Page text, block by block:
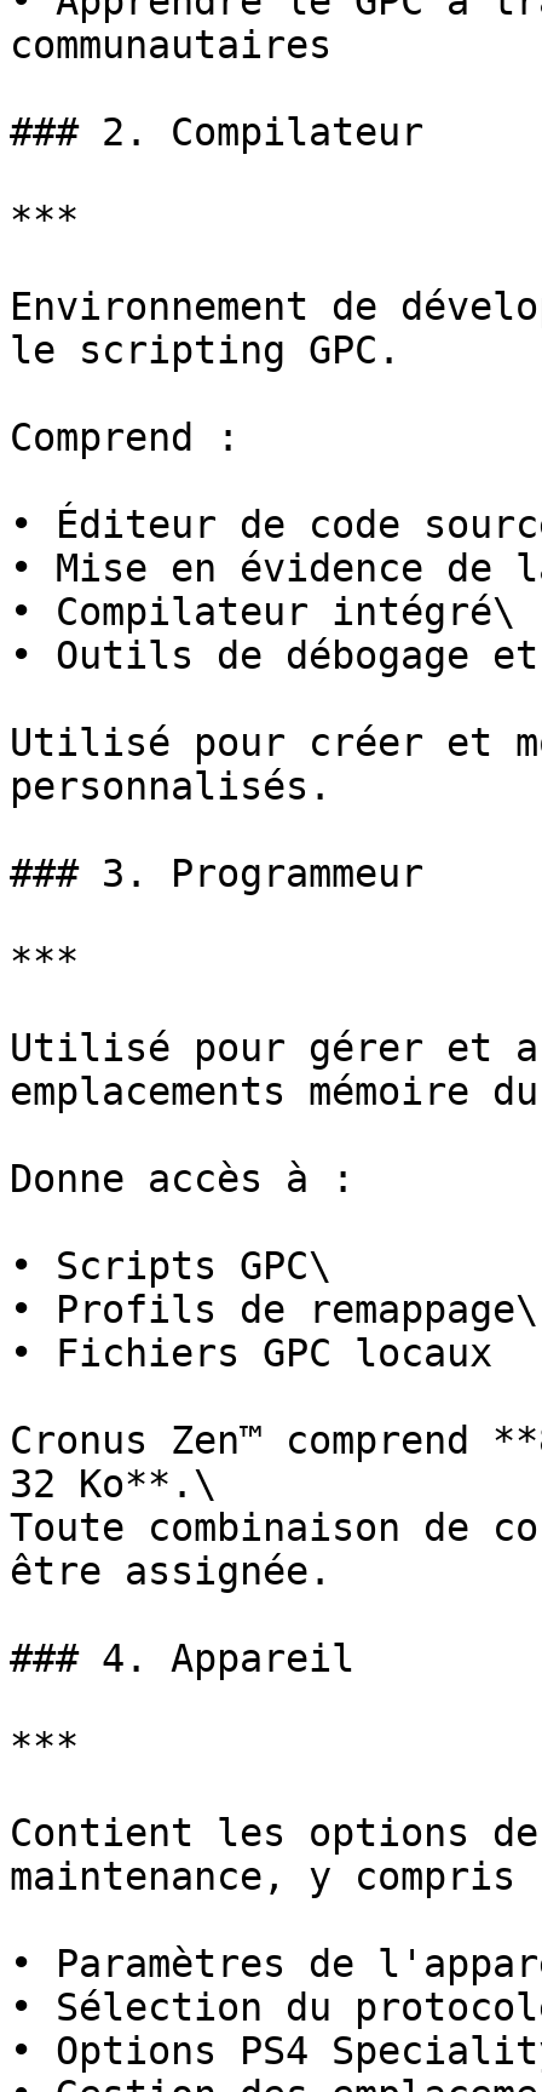
communautaires
### 2. Compilateur
***
Environnement de
le scripting GPC.
Comprend :
• Éditeur de code
• Mise en évidence de
• Compilateur intégré\
• Outils de débogage
Utilisé pour créer et
personnalisés.
### 3. Programmeur
***
Utilisé pour gérer et
emplacements mémoire
Donne accès à :
• Scripts GPC\
• Profils de remappage\
• Fichiers GPC locaux
Cronus Zen™ comprend
32 Ko**.\
Toute combinaison de
être assignée.
### 4. Appareil
***
Contient les options
maintenance, y
• Paramètres de
• Sélection du
• Options PS4